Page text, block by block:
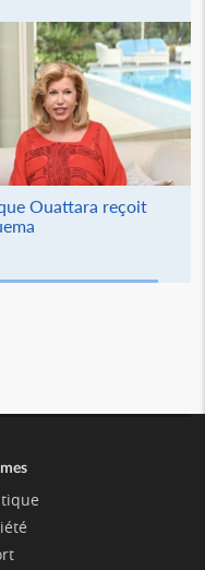
Ouattara reçoit